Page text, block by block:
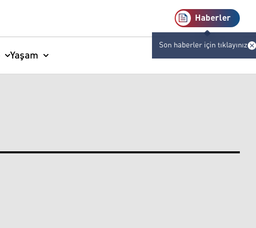
Haberler
Son haberler için tıklayınız
Yaşam